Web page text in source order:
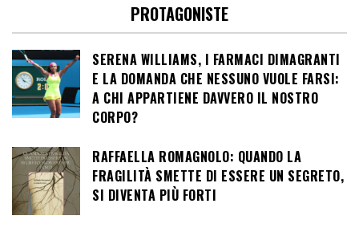
PROTAGONISTE
SERENA WILLIAMS, I FARMACI DIMAGRANTI
E LA DOMANDA CHE NESSUNO VUOLE FARSI:
A CHI APPARTIENE DAVVERO IL NOSTRO
CORPO?
RAFFAELLA ROMAGNOLO: QUANDO LA
FRAGILITÀ SMETTE DI ESSERE UN SEGRETO,
SI DIVENTA PIÙ FORTI